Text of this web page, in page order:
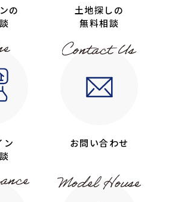
の
土地探しの
無料相談
ン
お問い合わせ